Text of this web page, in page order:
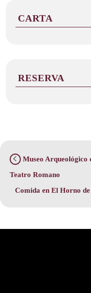
CARTA
RESERVA
Museo Arqueológico
Teatro Romano
Comida en El Horno